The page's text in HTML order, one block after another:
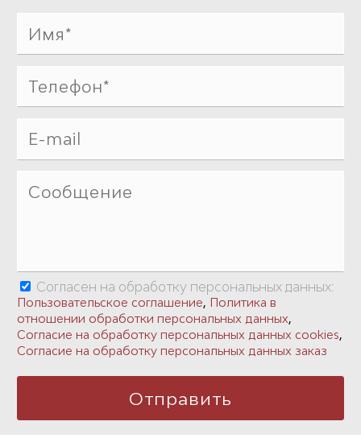
Согласен на обработку персональных данных:
Пользовательское соглашение, Политика в
отношении обработки персональных данных,
Согласие на обработку персональных данных cookies,
Согласие на обработку персональных данных заказ